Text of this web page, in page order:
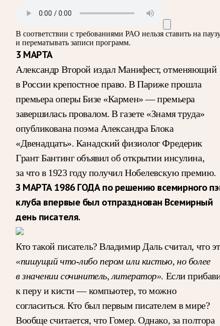
В соответствии с требованиями РАО нельзя ставить на
и перематывать записи программ.
3 МАРТА
Александр Второй издал Манифест, отменяющий
в России крепостное право. В Париже прошла
премьера оперы Бизе «Кармен» — премьера
завершилась провалом. В газете «Знамя труда»
опубликована поэма Александра Блока
«Двенадцать». Канадский физиолог Фредерик
Грант Бантинг объявил об открытии инсулина,
за что в 1923 году получил Нобелевскую премию.
З МАРТА 1986 ГОДА по решению всемирного
клуба впервые был отпразднован Всемирный
день писателя.
Кто такой писатель? Владимир Даль считал, что
«пишущий что-либо пером или кистью, но более
в значении сочинитель, литератор». Если
к перу и кисти — компьютер, то можно
согласиться. Кто был первым писателем в мире?
Вообще считается, что Гомер. Однако, за полтора